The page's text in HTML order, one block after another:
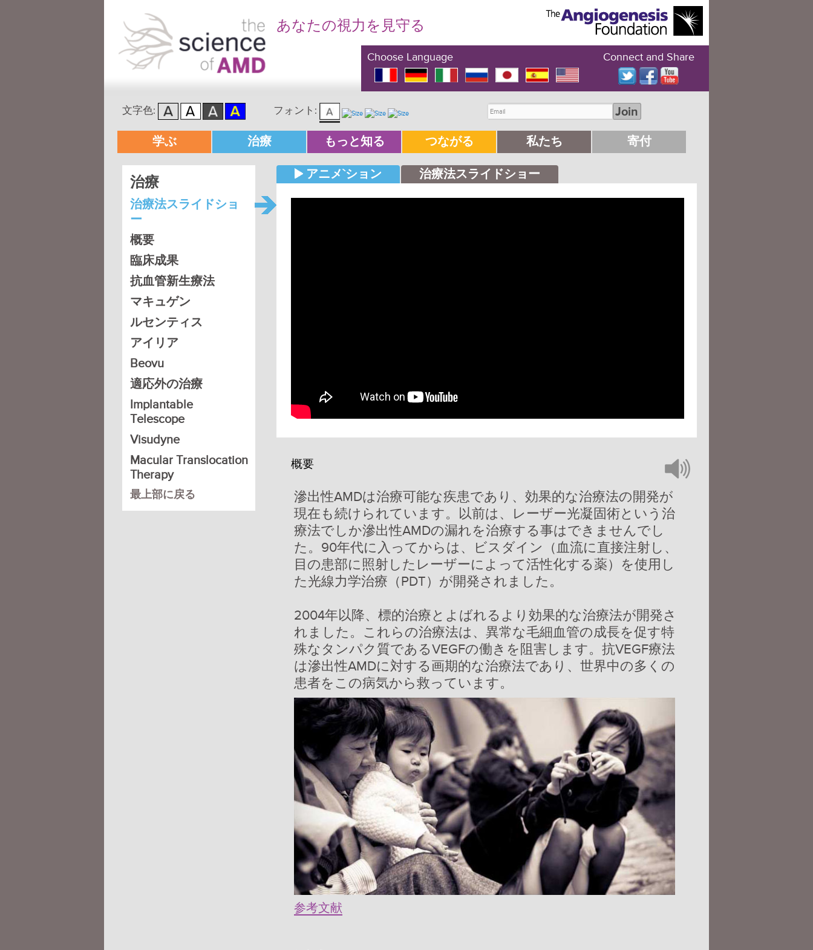
あなたの視力を見守る
Choose Language Connect and Share
文字色: フォント: Join
メインメニュー
メインコンテンツへ移動
サブコンテンツへ移動
学ぶ 治療 もっと知る つながる 私たち 寄付
治療
治療法スライドショ
ー
概要
臨床成果
抗血管新生療法
マキュゲン
ルセンティス
アイリア
Beovu
適応外の治療
Implantable
Telescope
Visudyne
Macular Translocation
Therapy
最上部に戻る
アニメ`ション 治療法スライドショー
概要
滲出性AMDは治療可能な疾患であり、効果的な治療法の開発が
現在も続けられています。以前は、レーザー光凝固術という治
療法でしか滲出性AMDの漏れを治療する事はできませんでし
た。90年代に入ってからは、ビスダイン（血流に直接注射し、
目の患部に照射したレーザーによって活性化する薬）を使用し
た光線力学治療（PDT）が開発されました。
2004年以降、標的治療とよばれるより効果的な治療法が開発さ
れました。これらの治療法は、異常な毛細血管の成長を促す特
殊なタンパク質であるVEGFの働きを阻害します。抗VEGF療法
は滲出性AMDに対する画期的な治療法であり、世界中の多くの
患者をこの病気から救っています。
参考文献